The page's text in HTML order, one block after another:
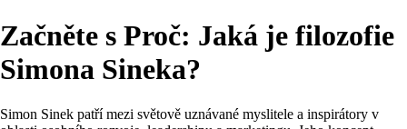
Začněte s Proč: Jaká je filozofie
Simona Sineka?
Simon Sinek patří mezi světově uznávané myslitele a inspirátory v